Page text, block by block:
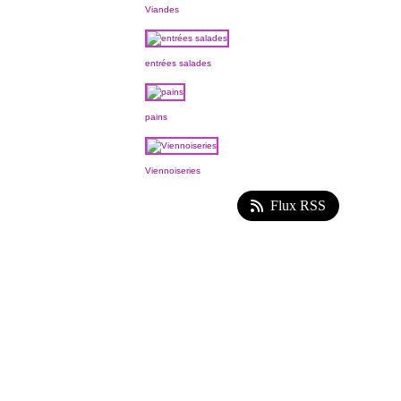
Viandes
entrées salades
pains
Viennoiseries
Flux RSS